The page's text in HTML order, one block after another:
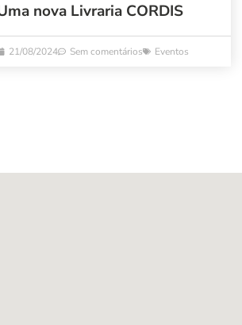
nova Livraria CORDIS
21/08/2024 Sem comentários Eventos